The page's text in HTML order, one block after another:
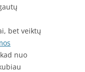
bet veiktų
nuo